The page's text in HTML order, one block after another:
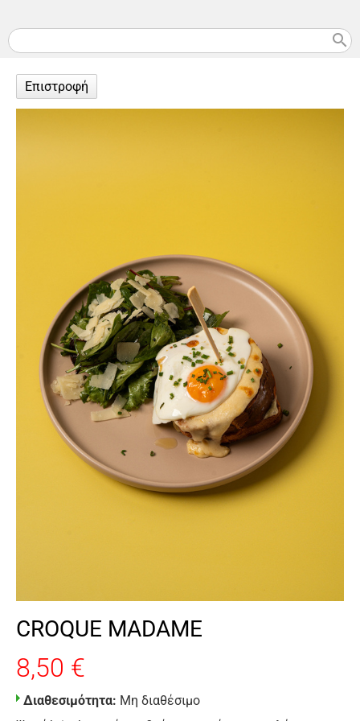
search
Επιστροφή
CROQUE MADAME
8,50 €
Διαθεσιμότητα: Μη διαθέσιμο